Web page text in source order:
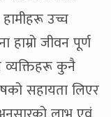
उच्च
हाम्रो जीवन पूर्ण
व्यक्तिहरू कुनै
सहायता लिएर